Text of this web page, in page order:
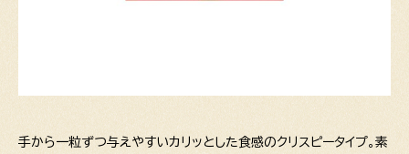
手から一粒ずつ与えやすいカリッとした食感のクリスピータイプ。素